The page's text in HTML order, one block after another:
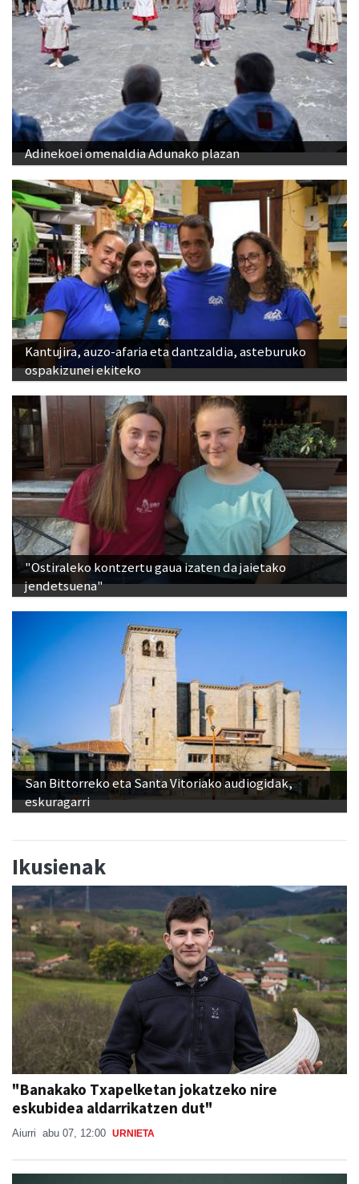
Adinekoei omenaldia Adunako plazan
Kantujira, auzo-afaria eta dantzaldia, asteburuko
ospakizunei ekiteko
"Ostiraleko kontzertu gaua izaten da jaietako
jendetsuena"
San Bittorreko eta Santa Vitoriako audiogidak,
eskuragarri
Ikusienak
"Banakako Txapelketan jokatzeko nire
eskubidea aldarrikatzen dut"
Aiurri abu 07, 12:00 URNIETA